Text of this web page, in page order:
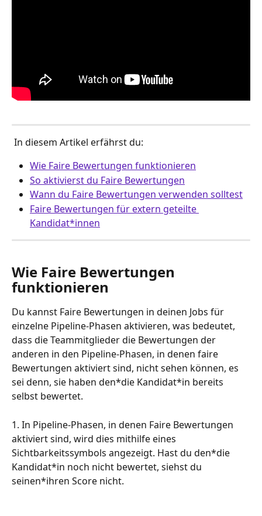
In diesem Artikel erfährst du:
Wie Faire Bewertungen funktionieren
So aktivierst du Faire Bewertungen
Wann du Faire Bewertungen verwenden solltest
Faire Bewertungen für extern geteilte
Kandidat*innen
Wie Faire Bewertungen
funktionieren
Du kannst Faire Bewertungen in deinen Jobs für
einzelne Pipeline-Phasen aktivieren, was bedeutet,
dass die Teammitglieder die Bewertungen der
anderen in den Pipeline-Phasen, in denen faire
Bewertungen aktiviert sind, nicht sehen können, es
sei denn, sie haben den*die Kandidat*in bereits
selbst bewertet.
1. In Pipeline-Phasen, in denen Faire Bewertungen
aktiviert sind, wird dies mithilfe eines
Sichtbarkeitssymbols angezeigt. Hast du den*die
Kandidat*in noch nicht bewertet, siehst du
seinen*ihren Score nicht.